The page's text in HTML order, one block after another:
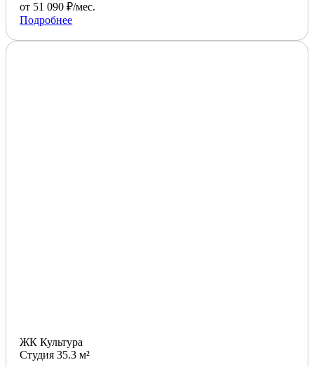
от 51 090 ₽/мес.
Подробнее
ЖК Культура
Студия 35.3 м²